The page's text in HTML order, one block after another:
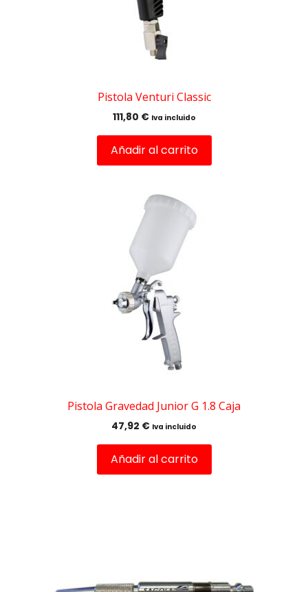
Pistola Venturi Classic
111,80 € Iva incluido
Añadir al carrito
Pistola Gravedad Junior G 1.8 Caja
47,92 € Iva incluido
Añadir al carrito